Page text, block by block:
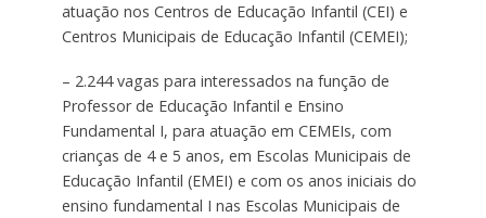
atuação nos Centros de Educação Infantil (CEI) e
Centros Municipais de Educação Infantil (CEMEI);
– 2.244 vagas para interessados na função de
Professor de Educação Infantil e Ensino
Fundamental I, para atuação em CEMEIs, com
crianças de 4 e 5 anos, em Escolas Municipais de
Educação Infantil (EMEI) e com os anos iniciais do
ensino fundamental I nas Escolas Municipais de